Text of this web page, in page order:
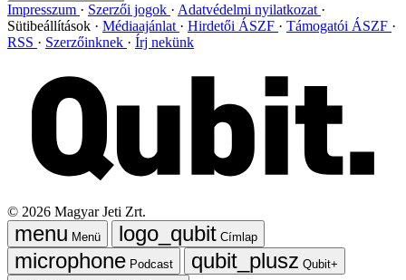
Impresszum Szerzői jogok
Adatvédelmi nyilatkozat
Sütibeállítások
Médiaajánlat Hirdetői ÁSZF
Támogatói ÁSZF
RSS
Szerzőinknek Írj nekünk
© 2026 Magyar Jeti Zrt.
Menü
Címlap
Podcast
Qubit+